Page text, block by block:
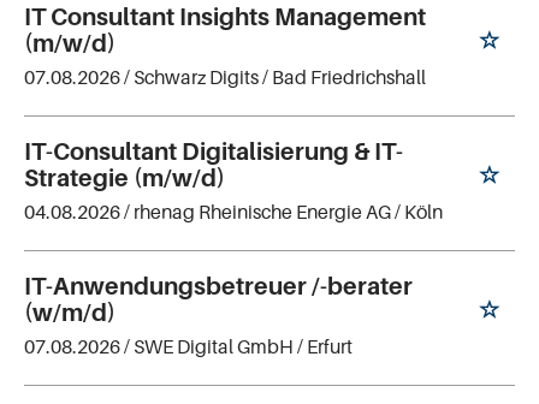
IT Consultant Insights Management
(m/w/d)
07.08.2026 / Schwarz Digits/ Bad Friedrichshall
IT-Consultant Digitalisierung & IT-
Strategie (m/w/d)
04.08.2026 / rhenag Rheinische Energie AG/ Köln
IT-Anwendungsbetreuer /-berater
(w/m/d)
07.08.2026 / SWE Digital GmbH / Erfurt